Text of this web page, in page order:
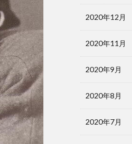
2020年12月
2020年11月
2020年9月
2020年8月
2020年7月